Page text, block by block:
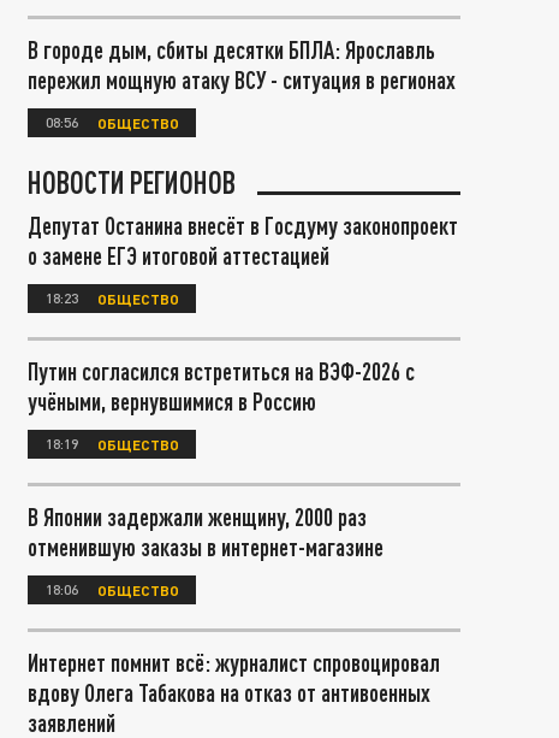
В городе дым, сбиты десятки БПЛА: Ярославль
пережил мощную атаку ВСУ - ситуация в регионах
08:56 ОБЩЕСТВО
НОВОСТИ РЕГИОНОВ
Депутат Останина внесёт в Госдуму законопроект
о замене ЕГЭ итоговой аттестацией
18:23 ОБЩЕСТВО
Путин согласился встретиться на ВЭФ-2026 с
учёными, вернувшимися в Россию
18:19 ОБЩЕСТВО
В Японии задержали женщину, 2000 раз
отменившую заказы в интернет-магазине
18:06 ОБЩЕСТВО
Интернет помнит всё: журналист спровоцировал
вдову Олега Табакова на отказ от антивоенных
заявлений